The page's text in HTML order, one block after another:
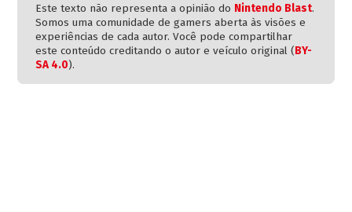
Este texto não representa a opinião do Nintendo Blast.
Somos uma comunidade de gamers aberta às visões e
experiências de cada autor. Você pode compartilhar
este conteúdo creditando o autor e veículo original (BY-
SA 4.0).